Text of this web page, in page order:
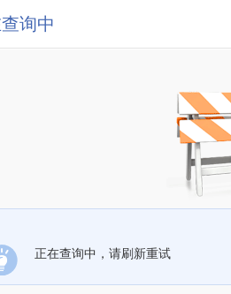
询中
正在查询中，请刷新重试